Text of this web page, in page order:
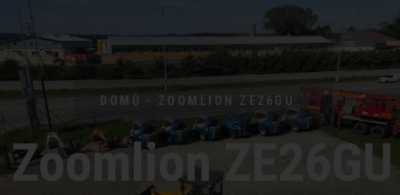
DOMŮ - ZOOMLION ZE26GU
Zoomlion ZE26GU